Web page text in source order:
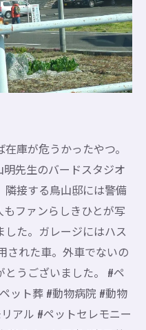
庫が危うかったやつ。
先生のバードスタジオ
隣接する鳥山邸には警備
ファンらしきひとが写
た。ガレージにはハス
された車。外車でないの
うございました。 #ペ
ット葬 #動物病院 #動物
アル #ペットセレモニー